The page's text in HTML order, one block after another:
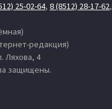
25-02-64, 8 (8512) 28-17-62,
редакция)
Ляхова, 4
защищены.